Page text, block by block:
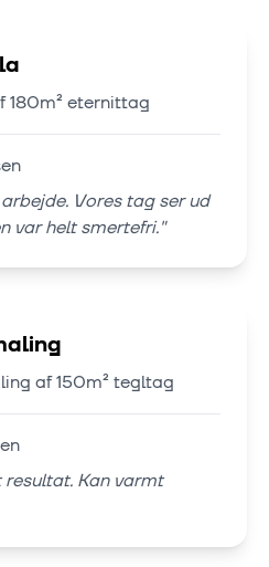
eternittag
Vores tag ser ud
var helt smertefri."
af 150m² tegltag
Kan varmt